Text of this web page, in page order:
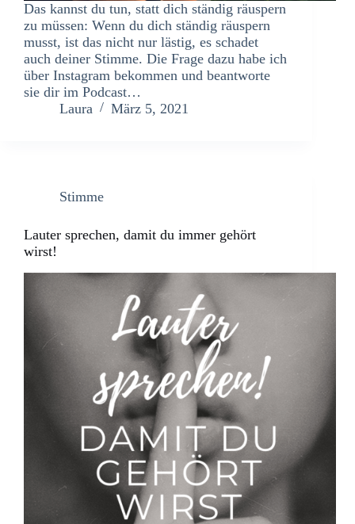
Das kannst du tun, statt dich ständig räuspern
zu müssen: Wenn du dich ständig räuspern
musst, ist das nicht nur lästig, es schadet
auch deiner Stimme. Die Frage dazu habe ich
über Instagram bekommen und beantworte
sie dir im Podcast…
Laura
März 5, 2021
Stimme
Lauter sprechen, damit du immer gehört
wirst!